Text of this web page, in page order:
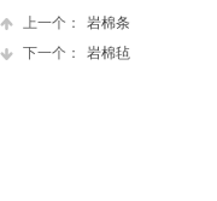
上一个：
岩棉条
下一个：
岩棉毡